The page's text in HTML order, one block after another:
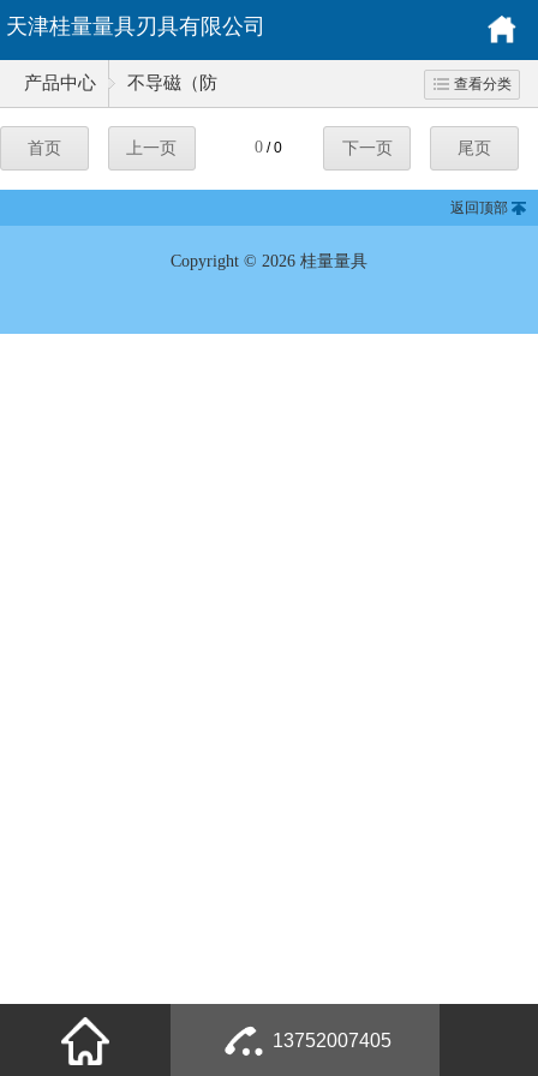
天津桂量量具刃具有限公司
产品中心 不导磁（防
磁）专用量具
系列
查看分类
首页 上一页 0 / 0 下一页 尾页
返回顶部
Copyright © 2026 桂量量具
13752007405